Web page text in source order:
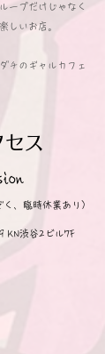
ープだけじゃなく
しいお店。
チのギャルカフェ
ス
、臨時休業あり）
KN渋谷2ビル7F